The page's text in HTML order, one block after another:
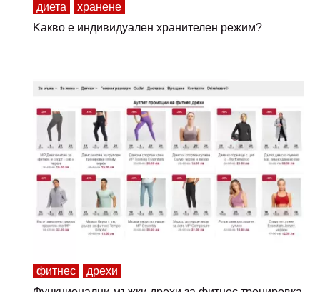
диета
хранене
Kакво е индивидуален хранителен режим?
фитнес
дрехи